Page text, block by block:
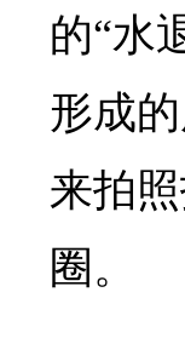
的“水
形成
来拍
圈。